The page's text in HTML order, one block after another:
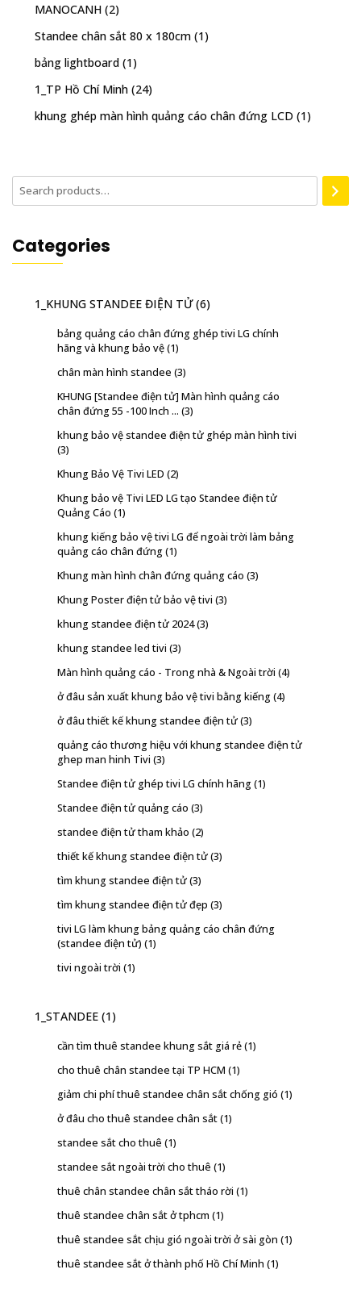
MANOCANH (2)
Standee chân sắt 80 x 180cm (1)
bảng lightboard (1)
1_TP Hồ Chí Minh (24)
khung ghép màn hình quảng cáo chân đứng LCD (1)
Categories
1_KHUNG STANDEE ĐIỆN TỬ (6)
bảng quảng cáo chân đứng ghép tivi LG chính
hãng và khung bảo vệ(1)
chân màn hình standee (3)
KHUNG [Standee điện tử] Màn hình quảng cáo
chân đứng 55 -100 Inch ... (3)
khung bảo vệ standee điện tử ghép màn hình tivi
(3)
Khung Bảo Vệ Tivi LED (2)
Khung bảo vệ Tivi LED LG tạo Standee điện tử
Quảng Cáo (1)
khung kiếng bảo vệ tivi LG để ngoài trời làm bảng
quảng cáo chân đứng(1)
Khung màn hình chân đứng quảng cáo (3)
Khung Poster điện tử bảo vệ tivi (3)
khung standee điện tử 2024(3)
khung standee led tivi (3)
Màn hình quảng cáo - Trong nhà & Ngoài trời (4)
ở đâu sản xuất khung bảo vệ tivi bằng kiếng(4)
ở đâu thiết kế khung standee điện tử(3)
quảng cáo thương hiệu với khung standee điện tử
ghep man hinh Tivi (3)
Standee điện tử ghép tivi LG chính hãng(1)
Standee điện tử quảng cáo (3)
standee điện tử tham khảo (2)
thiết kế khung standee điện tử(3)
tìm khung standee điện tử(3)
tìm khung standee điện tử đẹp (3)
tivi LG làm khung bảng quảng cáo chân đứng
(standee điện tử) (1)
tivi ngoài trời (1)
1_STANDEE (1)
cần tìm thuê standee khung sắt giá rẻ(1)
cho thuê chân standee tại TP HCM (1)
giảm chi phí thuê standee chân sắt chống gió (1)
ở đâu cho thuê standee chân sắt(1)
standee sắt cho thuê (1)
standee sắt ngoài trời cho thuê (1)
thuê chân standee chân sắt tháo rời (1)
thuê standee chân sắt ở tphcm (1)
thuê standee sắt chịu gió ngoài trời ở sài gòn (1)
thuê standee sắt ở thành phố Hồ Chí Minh (1)